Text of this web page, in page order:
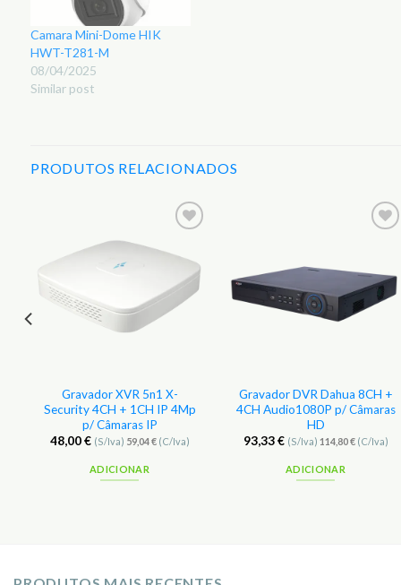
Camara Mini-Dome HIK
HWT-T281-M
08/04/2025
Similar post
PRODUTOS RELACIONADOS
aos
Favoritos
Gravador XVR 5n1 X-
Security 4CH + 1CH IP 4Mp
p/ Câmaras IP
48,00€ (S/Iva) 59,04€(C/Iva)
ADICIONAR
Gravador DVR Dahua 8CH +
4CH Audio1080P p/ Câmaras
HD
93,33€ (S/Iva) 114,80€(C/Iva)
ADICIONAR